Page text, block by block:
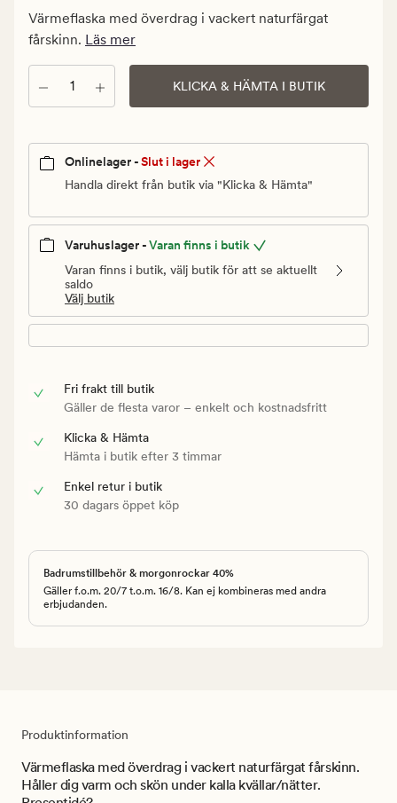
kr.
Ordinarie
Värmeflaska med överdrag i vackert naturfärgat
fårskinn. Läs mer
Antal KLICKA & HÄMTA I BUTIK
Onlinelager -Slut i lager
Handla direkt från butik via "Klicka & Hämta"
Varuhuslager -Varan finns i butik
Varan finns i butik, välj butik för att se aktuellt
saldo
Välj butik
Fri frakt till butik
Gäller de flesta varor – enkelt och kostnadsfritt
Klicka & Hämta
Hämta i butik efter 3 timmar
Enkel retur i butik
30 dagars öppet köp
Badrumstillbehör & morgonrockar 40%
Gäller f.o.m. 20/7 t.o.m. 16/8. Kan ej kombineras med andra
erbjudanden.
Produktinformation
Värmeflaska med överdrag i vackert naturfärgat fårskinn.
Håller dig varm och skön under kalla kvällar/nätter.